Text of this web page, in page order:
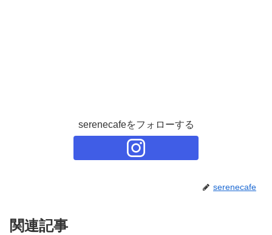
serenecafeをフォローする
serenecafe
関連記事